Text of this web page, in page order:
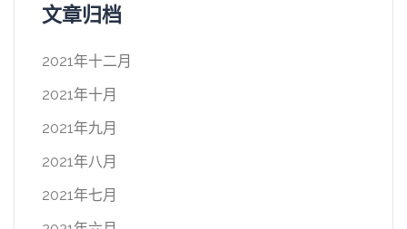
文章归档
2021年十二月
2021年十月
2021年九月
2021年八月
2021年七月